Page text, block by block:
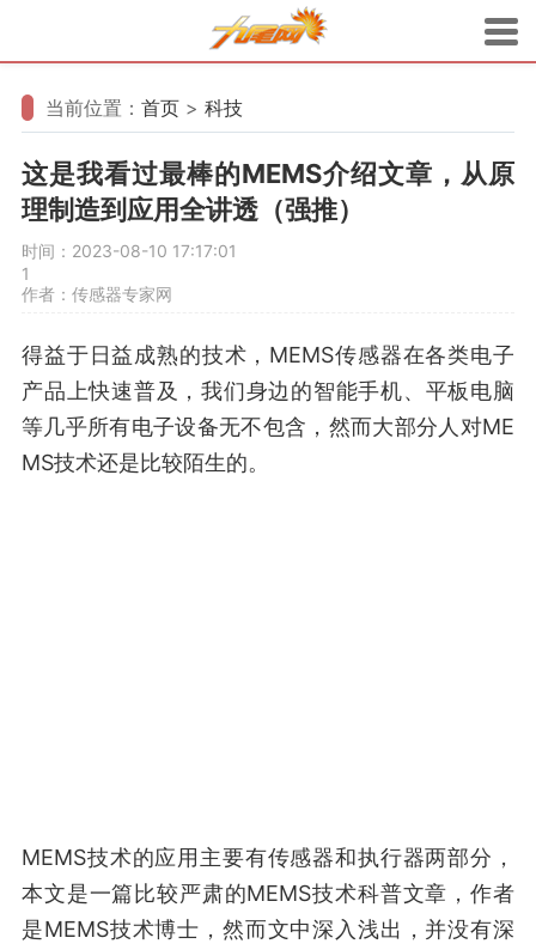
当前位置： 首页 > 科技
这是我看过最棒的MEMS介绍文章，从原
理制造到应用全讲透（强推）
时间：2023-08-10 17:17:01
1
作者：传感器专家网
得益于日益成熟的技术，MEMS传感器在各类电子
产品上快速普及，我们身边的智能手机、平板电脑
等几乎所有电子设备无不包含，然而大部分人对ME
MS技术还是比较陌生的。
MEMS技术的应用主要有传感器和执行器两部分，
本文是一篇比较严肃的MEMS技术科普文章，作者
是MEMS技术博士，然而文中深入浅出，并没有深